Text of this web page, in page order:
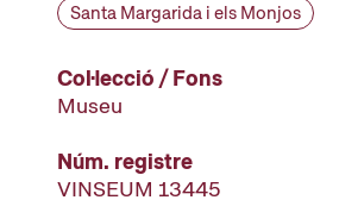
Santa Margarida i els Monjos
Col·lecció / Fons
Museu
Núm. registre
VINSEUM 13445